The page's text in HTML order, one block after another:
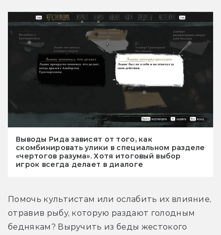
Выводы Рида зависят от того, как
скомбинировать улики в специальном разделе
«чертогов разума». Хотя итоговый выбор
игрок всегда делает в диалоге
Помочь культистам или ослабить их влияние,
отравив рыбу, которую раздают голодным
беднякам? Выручить из беды жестокого